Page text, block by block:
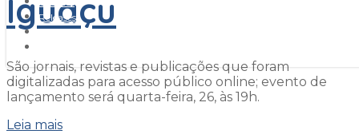
Releases
Blog
Iguaçu
São jornais, revistas e publicações que foram
digitalizadas para acesso público online; evento de
lançamento será quarta-feira, 26, às 19h.
Leia mais